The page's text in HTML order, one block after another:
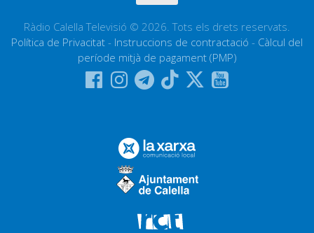
Ràdio Calella Televisió © 2026. Tots els drets reservats.
Política de Privacitat - Instruccions de contractació - Càlcul del
període mitjà de pagament (PMP)